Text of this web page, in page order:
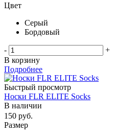
Цвет
Серый
Бордовый
-
+
В корзину
Подробнее
Быстрый просмотр
Носки FLR ELITE Socks
В наличии
150 руб.
Размер